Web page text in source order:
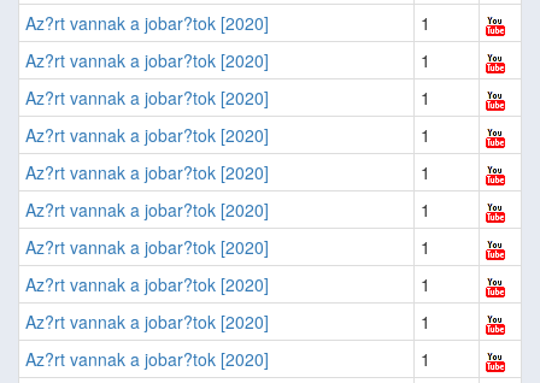
Az?rt vannak a jobar?tok [2020]
1
Az?rt vannak a jobar?tok [2020]
1
Az?rt vannak a jobar?tok [2020]
1
Az?rt vannak a jobar?tok [2020]
1
Az?rt vannak a jobar?tok [2020]
1
Az?rt vannak a jobar?tok [2020]
1
Az?rt vannak a jobar?tok [2020]
1
Az?rt vannak a jobar?tok [2020]
1
Az?rt vannak a jobar?tok [2020]
1
Az?rt vannak a jobar?tok [2020]
1